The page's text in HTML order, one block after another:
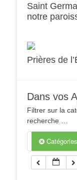
Saint
notre
Prières de
Dans vos
Filtrer sur la
recherche …
Catégories